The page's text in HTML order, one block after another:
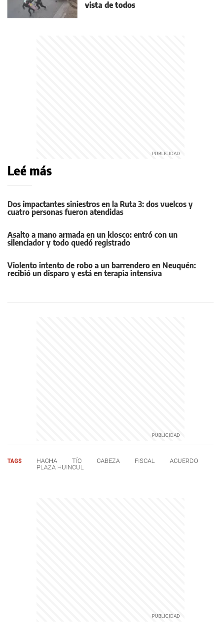
vista de todos
Leé más
Dos impactantes siniestros en la Ruta 3: dos vuelcos y
cuatro personas fueron atendidas
Asalto a mano armada en un kiosco: entró con un
silenciador y todo quedó registrado
Violento intento de robo a un barrendero en Neuquén:
recibió un disparo y está en terapia intensiva
TAGS HACHA TÍO CABEZA FISCAL
ACUERDO
PLAZA HUINCUL